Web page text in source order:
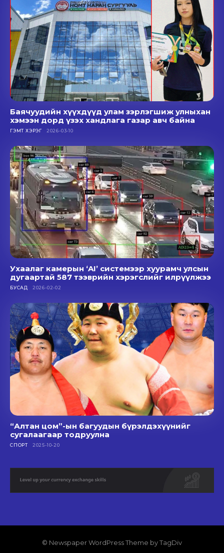
Баячуудийн хүүхдүүд улам зэрлэгшиж улныхан
хэмээн дорд үзэх хандлага газар авч байна
ГЭМТ ХЭРЭГ 2026-03-10
Ухаалаг камерын ‘AI’ системээр хуурамч улсын
дугаартай 587 тээврийн хэрэгслийг илрүүлжээ
БУСАД 2026-02-02
“Алтан цом”-ын багуудын бүрэлдэхүүнийг
сугалаагаар тодруулна
СПОРТ 2025-10-20
© Newspaper WordPress Theme by TagDiv